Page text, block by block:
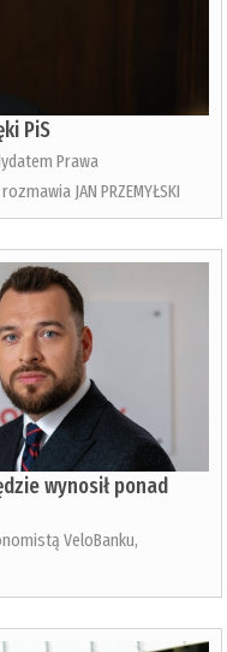
PiS
Prawa
JAN PRZEMYŁSKI
wynosił ponad
VeloBanku,